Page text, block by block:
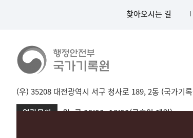
찾아오시는 길
(우) 35208 대전광역시 서구 청사로 189, 2동 (국가기
열람문의
월~금 09:00~18:00(공휴일 제외)